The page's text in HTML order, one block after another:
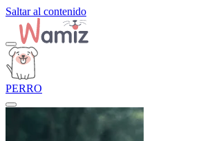
Saltar al contenido
PERRO